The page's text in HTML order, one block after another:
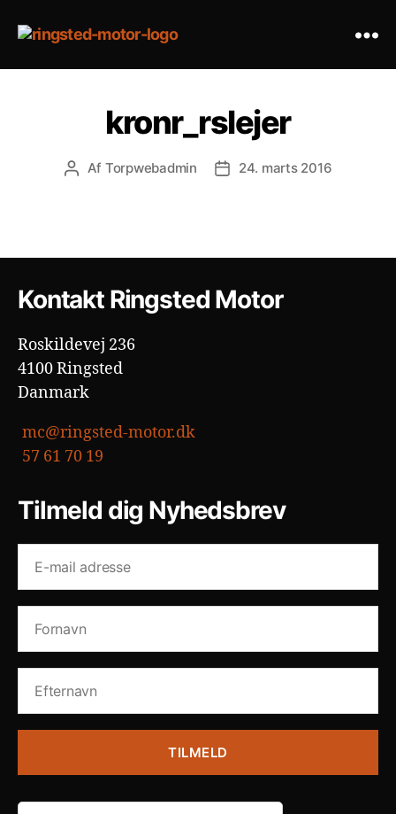
Motor
kronr_rslejer
Indlægsforfatter
Af Torpwebadmin Indlægsdato
24. marts 2016
Kontakt Ringsted Motor
Roskildevej 236
4100 Ringsted
Danmark
mc@ringsted-motor.dk
57 61 70 19
Tilmeld dig Nyhedsbrev